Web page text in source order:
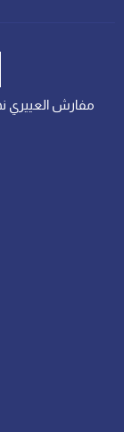
مفارش العييري